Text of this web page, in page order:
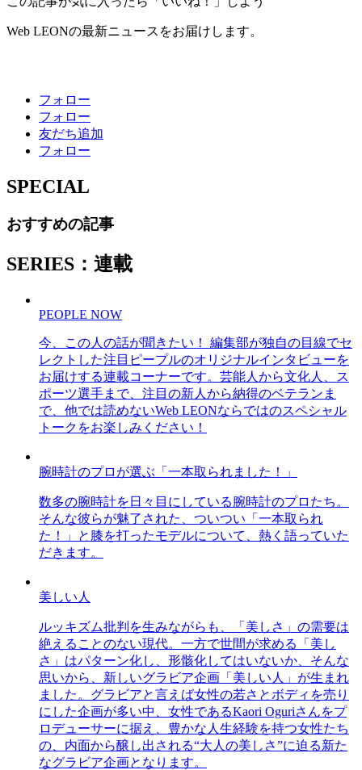
Web LEONの最新ニュースをお届けします。
フォロー
フォロー
友だち追加
フォロー
SPECIAL
おすすめの記事
SERIES：連載
PEOPLE NOW
今、この人の話が聞きたい！ 編集部が独自の目線でセ
レクトした注目ピープルのオリジナルインタビューを
お届けする連載コーナーです。芸能人から文化人、ス
ポーツ選手まで、注目の新人から納得のベテランま
で、他では読めないWeb LEONならではのスペシャル
トークをお楽しみください！
腕時計のプロが選ぶ「一本取られました！」
数多の腕時計を日々目にしている腕時計のプロたち。
そんな彼らが魅了された、ついつい「一本取られ
た！」と膝を打ったモデルについて、熱く語っていた
だきます。
美しい人
ルッキズム批判を生みながらも、「美しさ」の需要は
絶えることのない現代。一方で世間が求める「美し
さ」はパターン化し、形骸化してはいないか、そんな
思いから、新しいグラビア企画「美しい人」が生まれ
ました。グラビアと言えば女性の若さとボディを売り
にした企画が多い中、女性であるKaori Oguriさんをプ
ロデューサーに据え、豊かな人生経験を持つ女性たち
の、内面から醸し出される“大人の美しさ”に迫る新た
なグラビア企画となります。